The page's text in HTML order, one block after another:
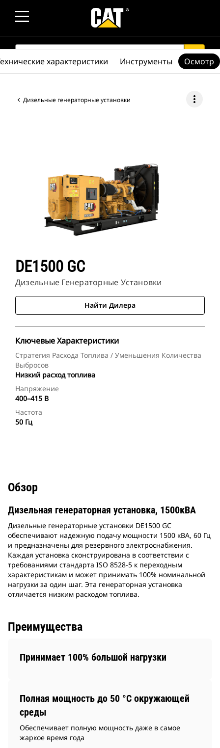
SEARCH search
Дизельные генераторные установки more_vert
DE1500 GC
Дизельные Генераторные Установки
Найти Дилера
Ключевые Характеристики
Стратегия Расхода Топлива / Уменьшения Количества
Выбросов
Низкий расход топлива
Напряжение
400–415 В
Частота
50 Гц
характеристики Инструменты Осмотр
Обзор
Дизельная генераторная установка, 1500кВА
Дизельные генераторные установки DE1500 GC
обеспечивают надежную подачу мощности 1500 кВА, 60 Гц
и предназначены для резервного электроснабжения.
Каждая установка сконструирована в соответствии с
требованиями стандарта ISO 8528-5 к переходным
характеристикам и может принимать 100% номинальной
нагрузки за один шаг. Эта генераторная установка
отличается низким расходом топлива.
Преимущества
Принимает 100% большой нагрузки
Полная мощность до 50 °C окружающей
среды
Обеспечивает полную мощность даже в самое
жаркое время года